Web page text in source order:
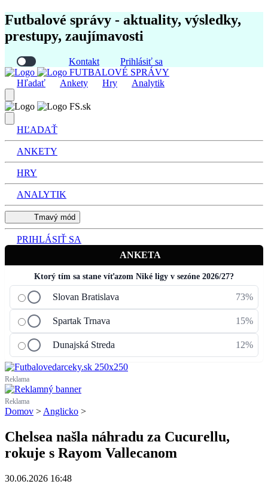
Futbalové správy - aktuality, výsledky,
prestupy, zaujímavosti
Kontakt
Prihlásiť sa
FUTBALOVÉ SPRÁVY
Hľadať
Ankety Hry Analytik
FS.sk
HĽADAŤ
ANKETY
HRY
ANALYTIK
Tmavý mód
PRIHLÁSIŤ SA
ANKETA
Ktorý tím sa stane víťazom Niké ligy v sezóne 2026/27?
Slovan Bratislava 73%
Spartak Trnava 15%
Dunajská Streda 12%
Reklama
Reklama
Domov > Anglicko >
Chelsea našla náhradu za Cucurellu,
rokuje s Rayom Vallecanom
30.06.2026 16:48